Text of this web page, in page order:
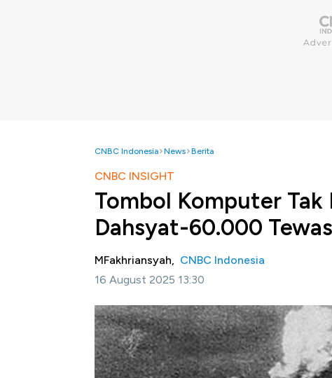
CNBC Indonesia News Berita
CNBC INSIGHT
Tombol Komputer
Dahsyat-60.000 Tewas
MFakhriansyah, CNBC Indonesia
16 August 2025 13:30